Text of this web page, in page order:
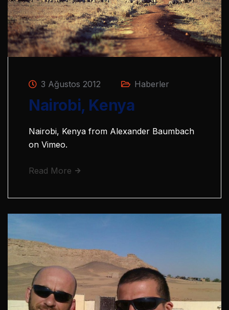
3 Ağustos 2012 Haberler
Nairobi, Kenya
Nairobi, Kenya from Alexander Baumbach
on Vimeo.
Read More